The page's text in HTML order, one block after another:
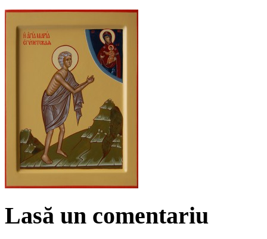
Lasă un comentariu